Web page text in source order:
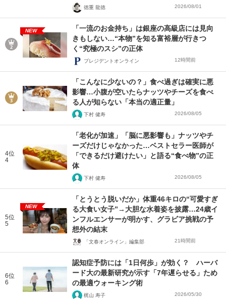
徳重 龍徳 2026/08/01
NEW
「一流のお金持ち」は銀座の高級店には見向
きもしない…“本物”を知る富裕層が行きつ
く“究極のスシ”の正体
プレジデントオンライン 12時間前
「こんなに少ないの？」食べ過ぎは確実に悪
影響…小腹が空いたらナッツやチーズを食べ
る人が知らない「本当の適正量」
下村 健寿 2026/08/05
4位
4
「老化が加速」「脳に悪影響も」ナッツやチ
ーズだけじゃなかった…ベストセラー医師が
「できるだけ避けたい」と語る“食べ物”の正
体
下村 健寿 2026/08/05
5位
5
NEW
「とうとう脱いだか」体重46キロの“可愛すぎ
る大食い女子”→大胆な水着姿を披露…24歳イ
ンフルエンサーが明かす、グラビア挑戦の予
想外の結末
「文春オンライン」編集部 21時間前
6位
6
認知症予防には「1日何歩」が効く？ ハーバ
ード大の最新研究が示す「7年遅らせる」ため
の最適ウォーキング術
梶山 寿子 2026/05/30